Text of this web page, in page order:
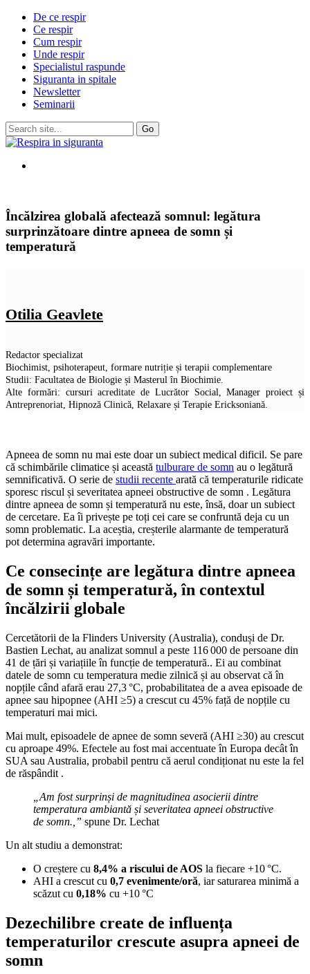
De ce respir
Ce respir
Cum respir
Unde respir
Specialistul raspunde
Siguranta in spitale
Newsletter
Seminarii
Încălzirea globală afectează somnul: legătura
surprinzătoare dintre apneea de somn și
temperatură
Otilia Geavlete
Redactor specializat
Biochimist, psihoterapeut, formare nutriție și terapii complementare
Studii: Facultatea de Biologie și Masterul în Biochimie.
Alte formări: cursuri acreditate de Lucrător Social, Manager proiect și
Antreprenoriat, Hipnoză Clinică, Relaxare și Terapie Ericksoniană.
Apneea de somn nu mai este doar un subiect medical dificil. Se pare
că schimbările climatice și această tulburare de somn au o legătură
semnificativă. O serie de studii recente arată că temperaturile ridicate
sporesc riscul și severitatea apneei obstructive de somn . Legătura
dintre apneea de somn și temperatură nu este, însă, doar un subiect
de cercetare. Ea îi privește pe toți cei care se confruntă deja cu un
somn problematic. La aceștia, creșterile alarmante de temperatură
pot determina agravări importante.
Ce consecințe are legătura dintre apneea
de somn și temperatură, în contextul
încălzirii globale
Cercetătorii de la Flinders University (Australia), conduși de Dr.
Bastien Lechat, au analizat somnul a peste 116 000 de persoane din
41 de țări și variațiile în funcție de temperatură.. Ei au combinat
datele de somn cu temperatura medie zilnică și au observat că în
nopțile când afară erau 27,3 °C, probabilitatea de a avea episoade de
apnee sau hipopnee (AHI ≥5) a crescut cu 45% față de nopțile cu
temperaturi mai mici.
Mai mult, episoadele de apnee de somn severă (AHI ≥30) au crescut
cu aproape 49%. Efectele au fost mai accentuate în Europa decât în
SUA sau Australia, probabil pentru că aerul condiționat nu este la fel
de răspândit .
„Am fost surprinși de magnitudinea asocierii dintre
temperatura ambiantă și severitatea apneei obstructive
de somn.,” spune Dr. Lechat
Un alt studiu a demonstrat:
O creștere cu 8,4% a riscului de AOS la fiecare +10 °C.
AHI a crescut cu 0,7 evenimente/oră, iar saturarea minimă a
scăzut cu 0,18% cu +10 °C
Dezechilibre create de influența
temperaturilor crescute asupra apneei de
somn